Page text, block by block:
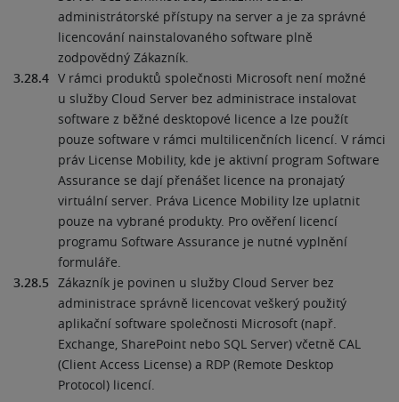
administrátorské přístupy na server a je za správné
licencování nainstalovaného software plně
zodpovědný Zákazník.
3.28.4 V rámci produktů společnosti Microsoft není možné
u služby Cloud Server bez administrace instalovat
software z běžné desktopové licence a lze použít
pouze software v rámci multilicenčních licencí. V rámci
práv License Mobility, kde je aktivní program Software
Assurance se dají přenášet licence na pronajatý
virtuální server. Práva Licence Mobility lze uplatnit
pouze na vybrané produkty. Pro ověření licencí
programu Software Assurance je nutné vyplnění
formuláře.
3.28.5 Zákazník je povinen u služby Cloud Server bez
administrace správně licencovat veškerý použitý
aplikační software společnosti Microsoft (např.
Exchange, SharePoint nebo SQL Server) včetně CAL
(Client Access License) a RDP (Remote Desktop
Protocol) licencí.